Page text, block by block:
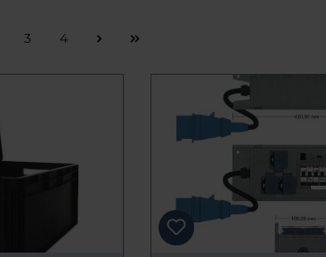
Seite
3 Seite
4